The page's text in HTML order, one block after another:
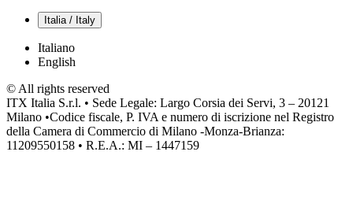
Italia / Italy
Italiano
English
© All rights reserved
ITX Italia S.r.l. • Sede Legale: Largo Corsia dei Servi, 3 – 20121
Milano •Codice fiscale, P. IVA e numero di iscrizione nel Registro
della Camera di Commercio di Milano -Monza-Brianza:
11209550158 • R.E.A.: MI – 1447159